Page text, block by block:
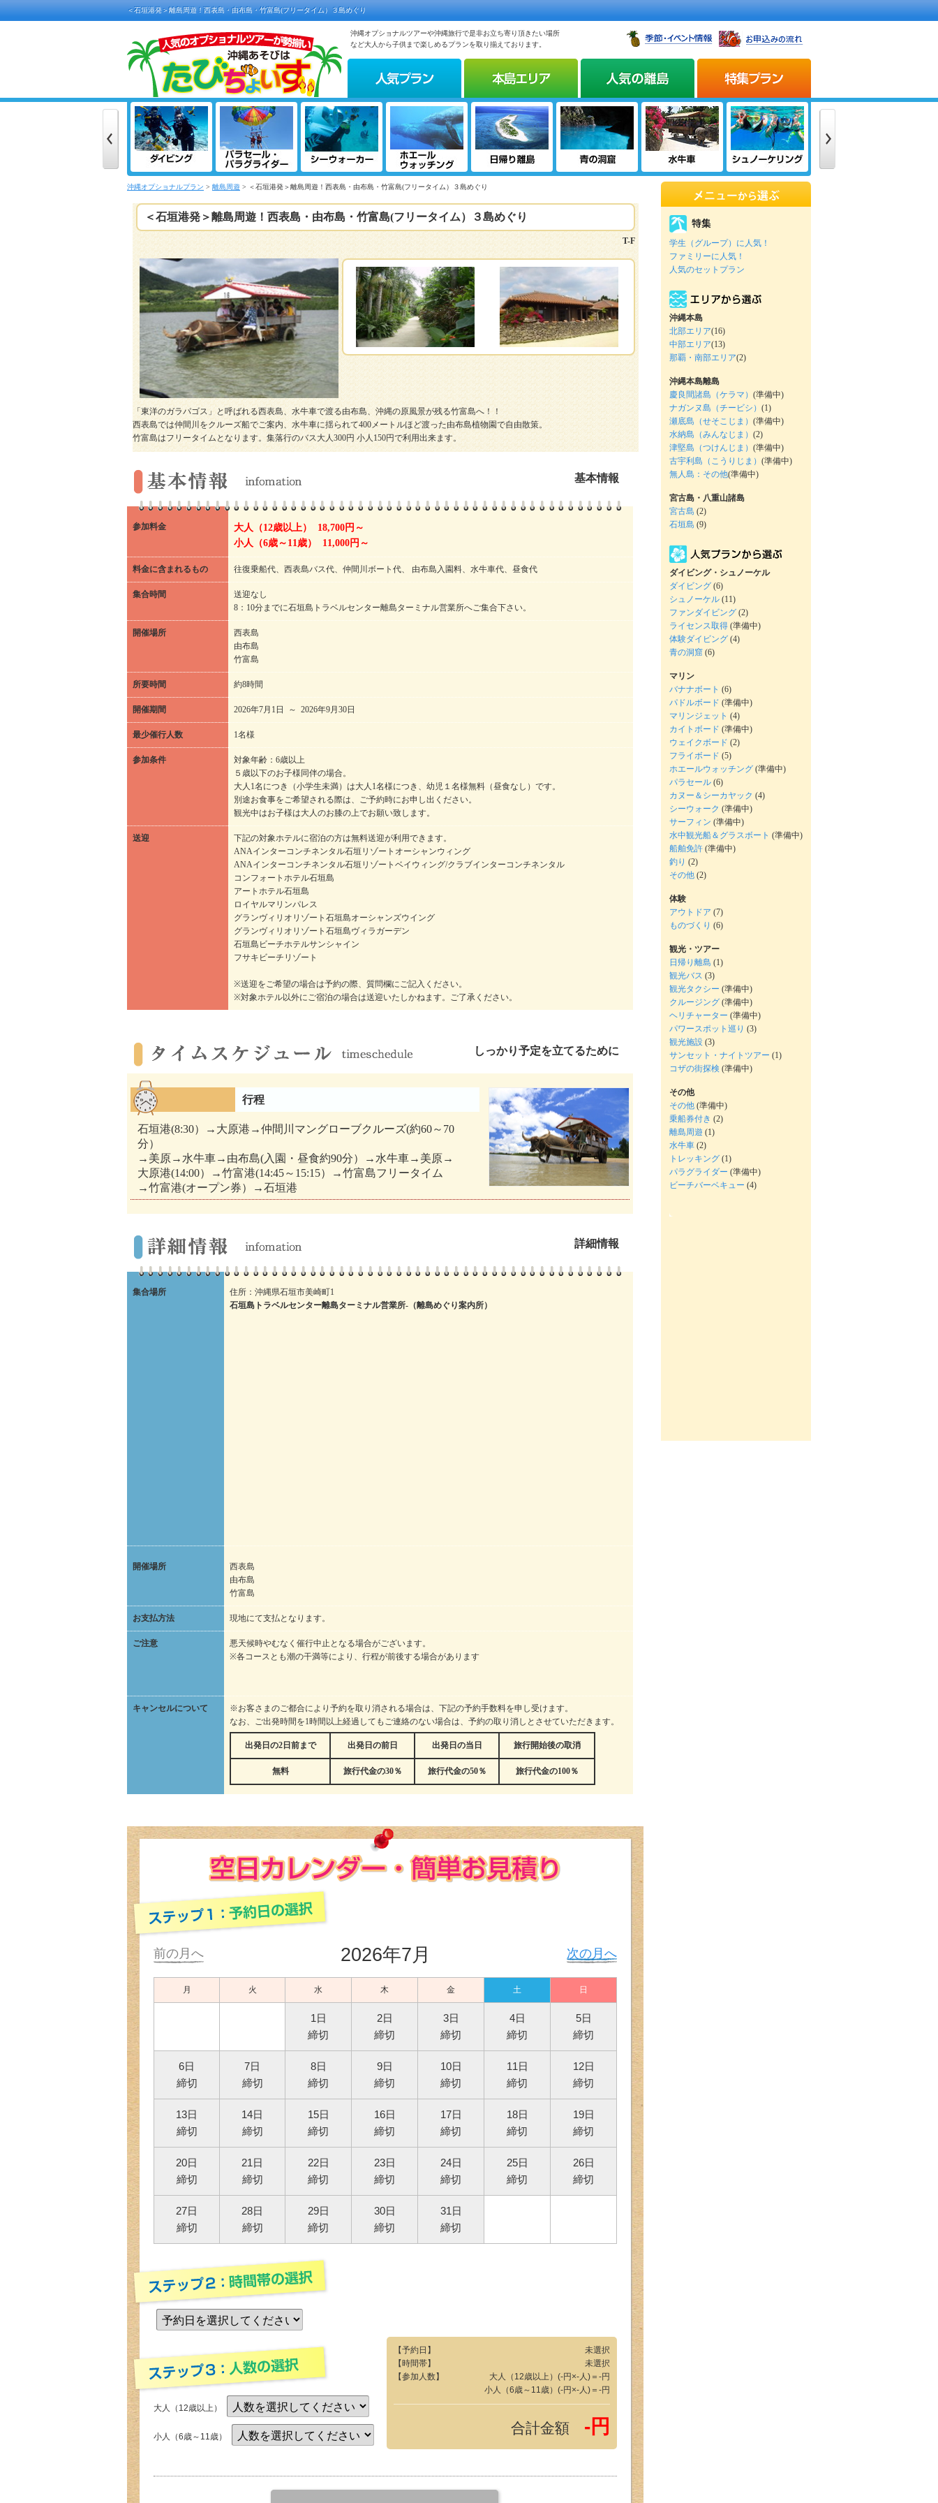
＜石垣港発＞離島周遊！西表島・由布島・竹富島(フリータイム）３島めぐり
沖縄オプショナルツアーや沖縄旅行で是非お立ち寄り頂きたい場所
など大人から子供まで楽しめるプランを取り揃えております。
沖縄オプショナルプラン > 離島周遊 > ＜石垣港発＞離島周遊！西表島・由布島・竹富島(フリータイム）３島めぐり
＜石垣港発＞離島周遊！西表島・由布島・竹富島(フリータイム）３島めぐり
T-F
「東洋のガラパゴス」と呼ばれる西表島、水牛車で渡る由布島、沖縄の原風景が残る竹富島へ！！
西表島では仲間川をクルーズ船でご案内、水牛車に揺られて400メートルほど渡った由布島植物園で自由散策。
竹富島はフリータイムとなります。集落行のバス大人300円 小人150円で利用出来ます。
基本情報
参加料金
大人（12歳以上） 18,700円～
小人（6歳～11歳） 11,000円～
料金に含まれるもの 往復乗船代、西表島バス代、仲間川ボート代、 由布島入園料、水牛車代、昼食代
集合時間
送迎なし
8：10分までに石垣島トラベルセンター離島ターミナル営業所へご集合下さい。
開催場所
西表島
由布島
竹富島
所要時間 約8時間
開催期間 2026年7月1日 ～ 2026年9月30日
最少催行人数 1名様
参加条件
対象年齢：6歳以上
５歳以下のお子様同伴の場合。
大人1名につき（小学生未満）は大人1名様につき、幼児１名様無料（昼食なし）です。
別途お食事をご希望される際は、ご予約時にお申し出ください。
観光中はお子様は大人のお膝の上でお願い致します。
送迎
下記の対象ホテルに宿泊の方は無料送迎が利用できます。
ANAインターコンチネンタル石垣リゾートオーシャンウィング
ANAインターコンチネンタル石垣リゾートベイウィング/クラブインターコンチネンタル
コンフォートホテル石垣島
アートホテル石垣島
ロイヤルマリンパレス
グランヴィリオリゾート石垣島オーシャンズウイング
グランヴィリオリゾート石垣島ヴィラガーデン
石垣島ビーチホテルサンシャイン
フサキビーチリゾート
※送迎をご希望の場合は予約の際、質問欄にご記入ください。
※対象ホテル以外にご宿泊の場合は送迎いたしかねます。ご了承ください。
しっかり予定を立てるために
行程
石垣港(8:30）→大原港→仲間川マングローブクルーズ(約60～70
分）
→美原→水牛車→由布島(入園・昼食約90分）→水牛車→美原→
大原港(14:00）→竹富港(14:45～15:15）→竹富島フリータイム
→竹富港(オープン券）→石垣港
詳細情報
集合場所
住所：沖縄県石垣市美崎町1
石垣島トラベルセンター離島ターミナル営業所-（離島めぐり案内所）
開催場所
西表島
由布島
竹富島
お支払方法 現地にて支払となります。
ご注意
悪天候時やむなく催行中止となる場合がございます。
※各コースとも潮の干満等により、行程が前後する場合があります
キャンセルについて
※お客さまのご都合により予約を取り消される場合は、下記の予約手数料を申し受けます。
なお、ご出発時間を1時間以上経過してもご連絡のない場合は、予約の取り消しとさせていただきます。
出発日の2日前まで 出発日の前日 出発日の当日 旅行開始後の取消
無料 旅行代金の30％ 旅行代金の50％ 旅行代金の100％
前の月へ 次の月へ
2026年7月
月 火 水 木 金 土 日
1日
締切
2日
締切
3日
締切
4日
締切
5日
締切
6日
締切
7日
締切
8日
締切
9日
締切
10日
締切
11日
締切
12日
締切
13日
締切
14日
締切
15日
締切
16日
締切
17日
締切
18日
締切
19日
締切
20日
締切
21日
締切
22日
締切
23日
締切
24日
締切
25日
締切
26日
締切
27日
締切
28日
締切
29日
締切
30日
締切
31日
締切
大人（12歳以上）
小人（6歳～11歳）
【予約日】
未選択
【時間帯】
未選択
【参加人数】
大人（12歳以上）(-円×-人)＝-円
小人（6歳～11歳）(-円×-人)＝-円
合計金額 -円
学生（グループ）に人気！
ファミリーに人気！
人気のセットプラン
沖縄本島
北部エリア(16)
中部エリア(13)
那覇・南部エリア(2)
沖縄本島離島
慶良間諸島（ケラマ） (準備中)
ナガンヌ島（チービシ） (1)
瀬底島（せそこじま） (準備中)
水納島（みんなじま） (2)
津堅島（つけんじま） (準備中)
古宇利島（こうりじま） (準備中)
無人島：その他(準備中)
宮古島・八重山諸島
宮古島 (2)
石垣島 (9)
ダイビング・シュノーケル
ダイビング (6)
シュノーケル (11)
ファンダイビング (2)
ライセンス取得 (準備中)
体験ダイビング (4)
青の洞窟 (6)
マリン
バナナボート (6)
パドルボード (準備中)
マリンジェット (4)
カイトボード (準備中)
ウェイクボード (2)
フライボード (5)
ホエールウォッチング (準備中)
パラセール (6)
カヌー＆シーカヤック (4)
シーウォーク (準備中)
サーフィン (準備中)
水中観光船＆グラスボート (準備中)
船舶免許 (準備中)
釣り (2)
その他 (2)
体験
アウトドア (7)
ものづくり (6)
観光・ツアー
日帰り離島 (1)
観光バス (3)
観光タクシー (準備中)
クルージング (準備中)
ヘリチャーター (準備中)
パワースポット巡り (3)
観光施設 (3)
サンセット・ナイトツアー (1)
コザの街探検 (準備中)
その他
その他 (準備中)
乗船券付き (2)
離島周遊 (1)
水牛車 (2)
トレッキング (1)
パラグライダー (準備中)
ビーチバーベキュー (4)